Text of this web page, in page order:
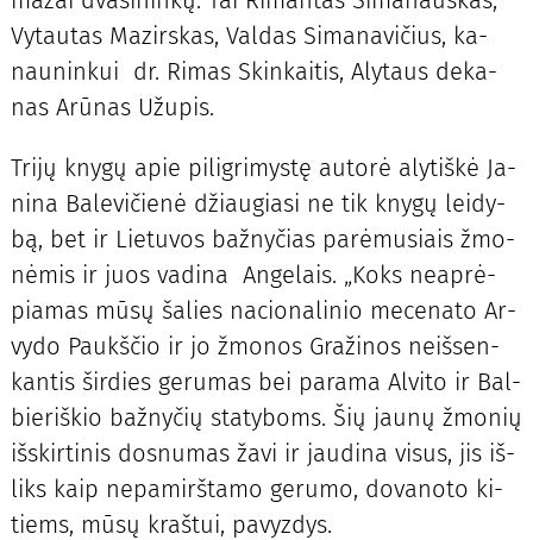
Vy­tau­tas Ma­zirs­kas, Val­das Si­ma­na­vi­čius, ka­
nau­nin­kui dr. Ri­mas Skin­kai­tis, Aly­taus de­ka­
nas Arū­nas Už­upis.
Tri­jų kny­gų apie pi­lig­ri­mys­tę au­to­rė aly­tiš­kė Ja­
ni­na Ba­le­vi­čie­nė džiau­gia­si ne tik kny­gų lei­dy­
bą, bet ir Lie­tu­vos baž­ny­čias pa­rė­mu­siais žmo­
nė­mis ir juos va­di­na An­ge­lais. „Koks ne­ap­rė­
pia­mas mū­sų ša­lies na­cio­na­li­nio me­ce­na­to Ar­
vy­do Paukš­čio ir jo žmo­nos Gra­ži­nos ne­iš­sen­
kan­tis šir­dies ge­ru­mas bei pa­ra­ma Al­vi­to ir Bal­
bie­riš­kio baž­ny­čių sta­ty­boms. Šių jau­nų žmo­nių
iš­skir­ti­nis dos­nu­mas ža­vi ir jau­di­na vi­sus, jis iš­
liks kaip ne­pa­mirš­ta­mo ge­ru­mo, do­va­no­to ki­
tiems, mū­sų kraš­tui, pa­vyz­dys.